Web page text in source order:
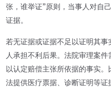
张，谁举证”原则，当事人对自
证据。
若无证据或证据不足以证明其
人承担不利后果。法院审理案
以认定赔偿主张所依据的事实
法提供医疗票据、诊断证明等